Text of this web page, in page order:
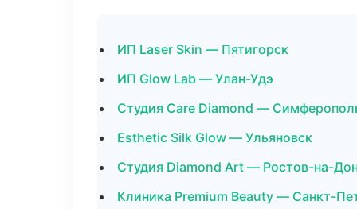
ИП Laser Skin — Пятигорск
ИП Glow Lab — Улан-Удэ
Студия Care Diamond —
Esthetic Silk Glow — Ульяновск
Студия Diamond Art — Ростов-на-
Клиника Premium Beauty — Санкт-